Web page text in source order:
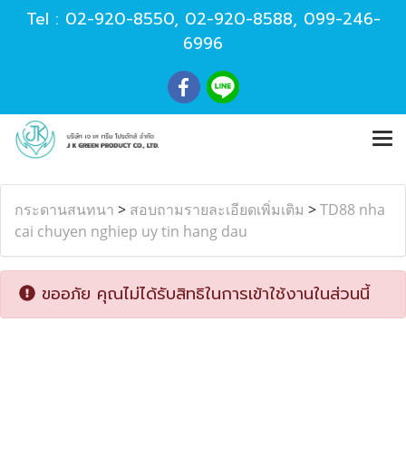
Tel : 02-920-8550, 02-920-8588, 099-246-
6996
กระดานสนทนา > สอบถามรายละเอียดเพิ่มเติม >TD88 nha
cai chuyen nghiep uy tin hang dau
ขออภัย คุณไม่ได้รับสิทธิในการเข้าใช้งานในส่วนนี้